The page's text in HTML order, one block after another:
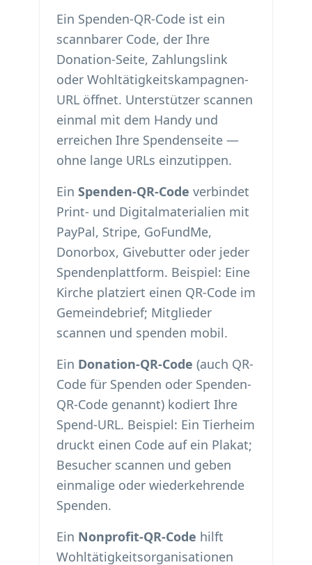
Ein Spenden-QR-Code ist ein
scannbarer Code, der Ihre
Donation-Seite, Zahlungslink
oder Wohltätigkeitskampagnen-
URL öffnet. Unterstützer scannen
einmal mit dem Handy und
erreichen Ihre Spendenseite —
ohne lange URLs einzutippen.
Ein Spenden-QR-Code verbindet
Print- und Digitalmaterialien mit
PayPal, Stripe, GoFundMe,
Donorbox, Givebutter oder jeder
Spendenplattform. Beispiel: Eine
Kirche platziert einen QR-Code im
Gemeindebrief; Mitglieder
scannen und spenden mobil.
Ein Donation-QR-Code (auch QR-
Code für Spenden oder Spenden-
QR-Code genannt) kodiert Ihre
Spend-URL. Beispiel: Ein Tierheim
druckt einen Code auf ein Plakat;
Besucher scannen und geben
einmalige oder wiederkehrende
Spenden.
Ein Nonprofit-QR-Code hilft
Wohltätigkeitsorganisationen